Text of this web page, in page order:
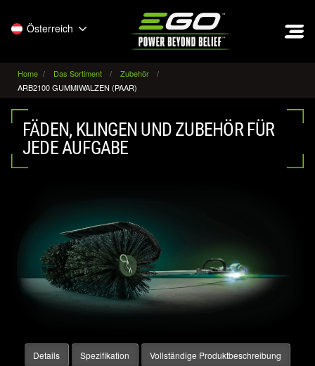
Österreich
Home Das Sortiment
Zubehör
ARB2100 GUMMIWALZEN (PAAR)
FÄDEN, KLINGEN UND ZUBEHÖR FÜR
JEDE AUFGABE
Details Spezifikation Vollständige Produktbeschreibung